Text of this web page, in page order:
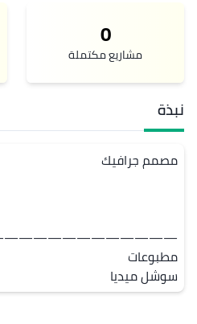
0
مشاريع مكتملة
نبذة
سوشل ميديا